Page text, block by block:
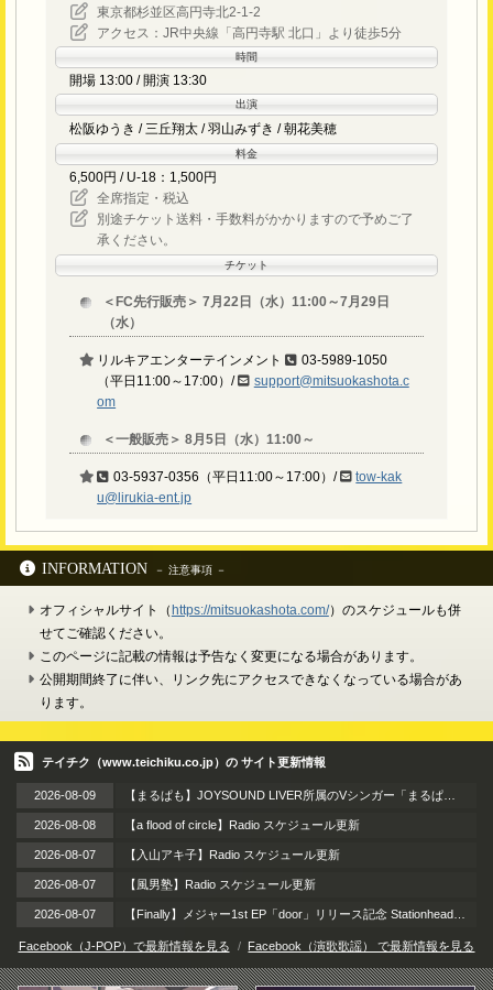
東京都杉並区高円寺北2-1-2
アクセス：JR中央線「高円寺駅 北口」より徒歩5分
時間
開場 13:00 / 開演 13:30
出演
松阪ゆうき / 三丘翔太 / 羽山みずき / 朝花美穂
料金
6,500円 / U-18：1,500円
全席指定・税込
別途チケット送料・手数料がかかりますので予めご了
承ください。
チケット
＜FC先行販売＞ 7月22日（水）11:00～7月29日
（水）
リルキアエンターテインメント
03-5989-1050
（平日11:00～17:00）/
support@mitsuokashota.c
om
＜一般販売＞ 8月5日（水）11:00～
03-5937-0356（平日11:00～17:00）/
tow-kak
u@lirukia-ent.jp
INFORMATION
オフィシャルサイト（ https://mitsuokashota.com/）のスケジュールも併
せてご確認ください。
このページに記載の情報は予告なく変更になる場合があります。
公開期間終了に伴い、リンク先にアクセスできなくなっている場合があ
ります。
テイチク（www.teichiku.co.jp）の サイト更新情報
2026-08-09
2026-08-08 【a flood of circle】Radio スケジュール更新
2026-08-07 【入山アキ子】Radio スケジュール更新
2026-08-07 【風男塾】Radio スケジュール更新
2026-08-07
Facebook（J-POP）で最新情報を見る Facebook（演歌歌謡） で最新情報を見る